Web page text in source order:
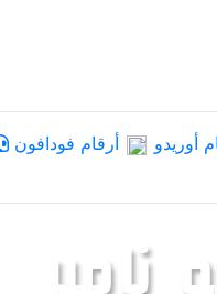
أوريدو أرقام فودافون